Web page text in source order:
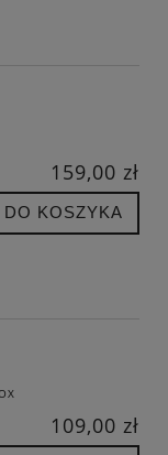
159,00 zł
DO KOSZYKA
109,00 zł